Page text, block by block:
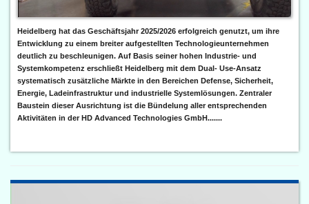
Heidelberg hat das Geschäftsjahr 2025/2026 erfolgreich genutzt, um ihre
Entwicklung zu einem breiter aufgestellten Technologieunternehmen
deutlich zu beschleunigen. Auf Basis seiner hohen Industrie- und
Systemkompetenz erschließt Heidelberg mit dem Dual- Use-Ansatz
systematisch zusätzliche Märkte in den Bereichen Defense, Sicherheit,
Energie, Ladeinfrastruktur und industrielle Systemlösungen. Zentraler
Baustein dieser Ausrichtung ist die Bündelung aller entsprechenden
Aktivitäten in der HD Advanced Technologies GmbH.......